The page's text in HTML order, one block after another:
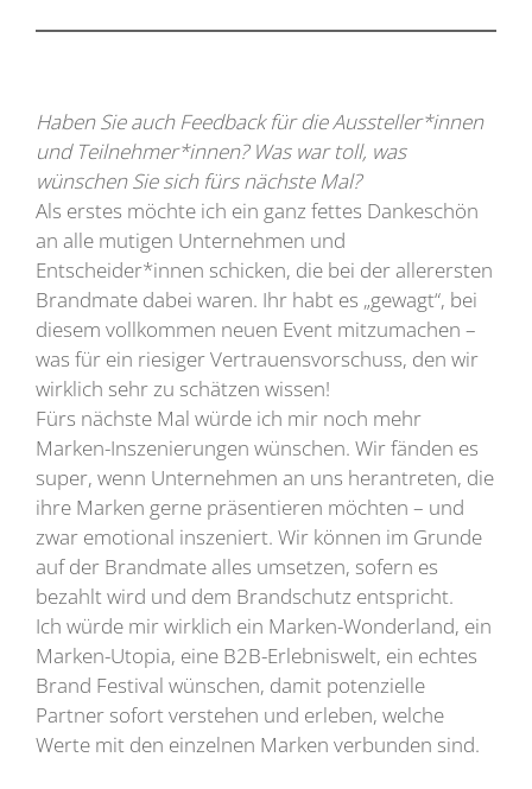
Haben Sie auch Feedback für die Aussteller*innen
und Teilnehmer*innen? Was war toll, was
wünschen Sie sich fürs nächste Mal?
Als erstes möchte ich ein ganz fettes Dankeschön
an alle mutigen Unternehmen und
Entscheider*innen schicken, die bei der allerersten
Brandmate dabei waren. Ihr habt es „gewagt“, bei
diesem vollkommen neuen Event mitzumachen –
was für ein riesiger Vertrauensvorschuss, den wir
wirklich sehr zu schätzen wissen!
Fürs nächste Mal würde ich mir noch mehr
Marken-Inszenierungen wünschen. Wir fänden es
super, wenn Unternehmen an uns herantreten, die
ihre Marken gerne präsentieren möchten – und
zwar emotional inszeniert. Wir können im Grunde
auf der Brandmate alles umsetzen, sofern es
bezahlt wird und dem Brandschutz entspricht.
Ich würde mir wirklich ein Marken-Wonderland, ein
Marken-Utopia, eine B2B-Erlebniswelt, ein echtes
Brand Festival wünschen, damit potenzielle
Partner sofort verstehen und erleben, welche
Werte mit den einzelnen Marken verbunden sind.